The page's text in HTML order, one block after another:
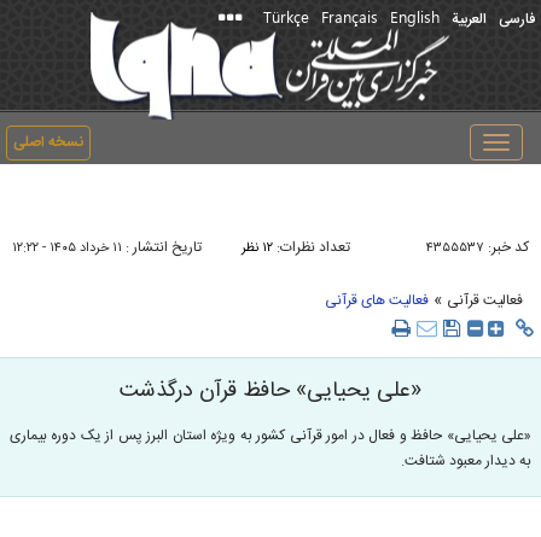
فارسی العربیة English
Français
Türkçe
نسخه اصلی
Toggle
navigation
کد خبر: ۴۳۵۵۵۳۷ تعداد نظرات: ۱۲ نظر تاریخ انتشار : ۱۱ خرداد ۱۴۰۵ - ۱۲:۲۲
فعالیت قرآنی » فعالیت های قرآنی
«علی یحیایی» حافظ قرآن درگذشت
«علی یحیایی» حافظ و فعال در امور قرآنی کشور به ویژه استان البرز پس از یک دوره بیماری
به دیدار معبود شتافت.